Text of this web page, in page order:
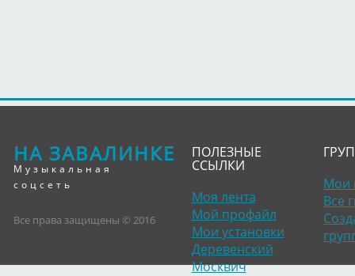
НА ЗАВАЛИНКЕ
Музыкальная
соцсеть
Все права защищены © 2016
ПОЛЕЗНЫЕ
ССЫЛКИ
Моя лента
Мой профайл
Мои установки
Деревенский
Москвич
Мои
Все